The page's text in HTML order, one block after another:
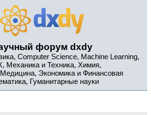
форум dxdy
Computer Science, Machine Learning,
Механика и Техника, Химия,
Экономика и Финансовая
Гуманитарные науки